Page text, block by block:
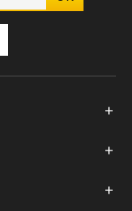


